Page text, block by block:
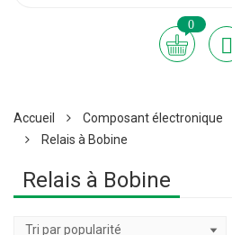
0
Accueil Composant électronique
Relais à Bobine
Relais à Bobine